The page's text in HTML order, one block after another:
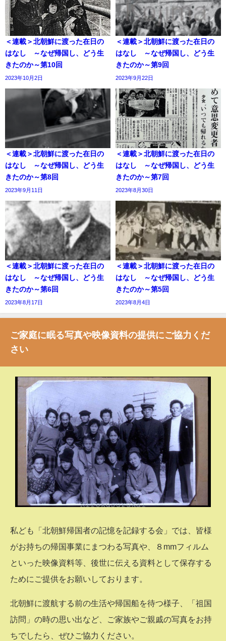
＜連載＞北朝鮮に渡った在日の
はなし ～なぜ帰国し、どう生
きたのか～第10回
2023年10月2日
＜連載＞北朝鮮に渡った在日の
はなし ～なぜ帰国し、どう生
きたのか～第9回
2023年9月22日
＜連載＞北朝鮮に渡った在日の
はなし ～なぜ帰国し、どう生
きたのか～第8回
2023年9月11日
＜連載＞北朝鮮に渡った在日の
はなし ～なぜ帰国し、どう生
きたのか～第7回
2023年8月30日
＜連載＞北朝鮮に渡った在日の
はなし ～なぜ帰国し、どう生
きたのか～第6回
2023年8月17日
＜連載＞北朝鮮に渡った在日の
はなし ～なぜ帰国し、どう生
きたのか～第5回
2023年8月4日
ご家庭に眠る写真や映像資料の提供にご協力くだ
さい
私ども「北朝鮮帰国者の記憶を記録する会」では、皆様
がお持ちの帰国事業にまつわる写真や、８mmフィルム
といった映像資料等、後世に伝える資料として保存する
ためにご提供をお願いしております。
北朝鮮に渡航する前の生活や帰国船を待つ様子、「祖国
訪問」の時の思い出など、ご家族やご親戚の写真をお持
ちでしたら、ぜひご協力ください。